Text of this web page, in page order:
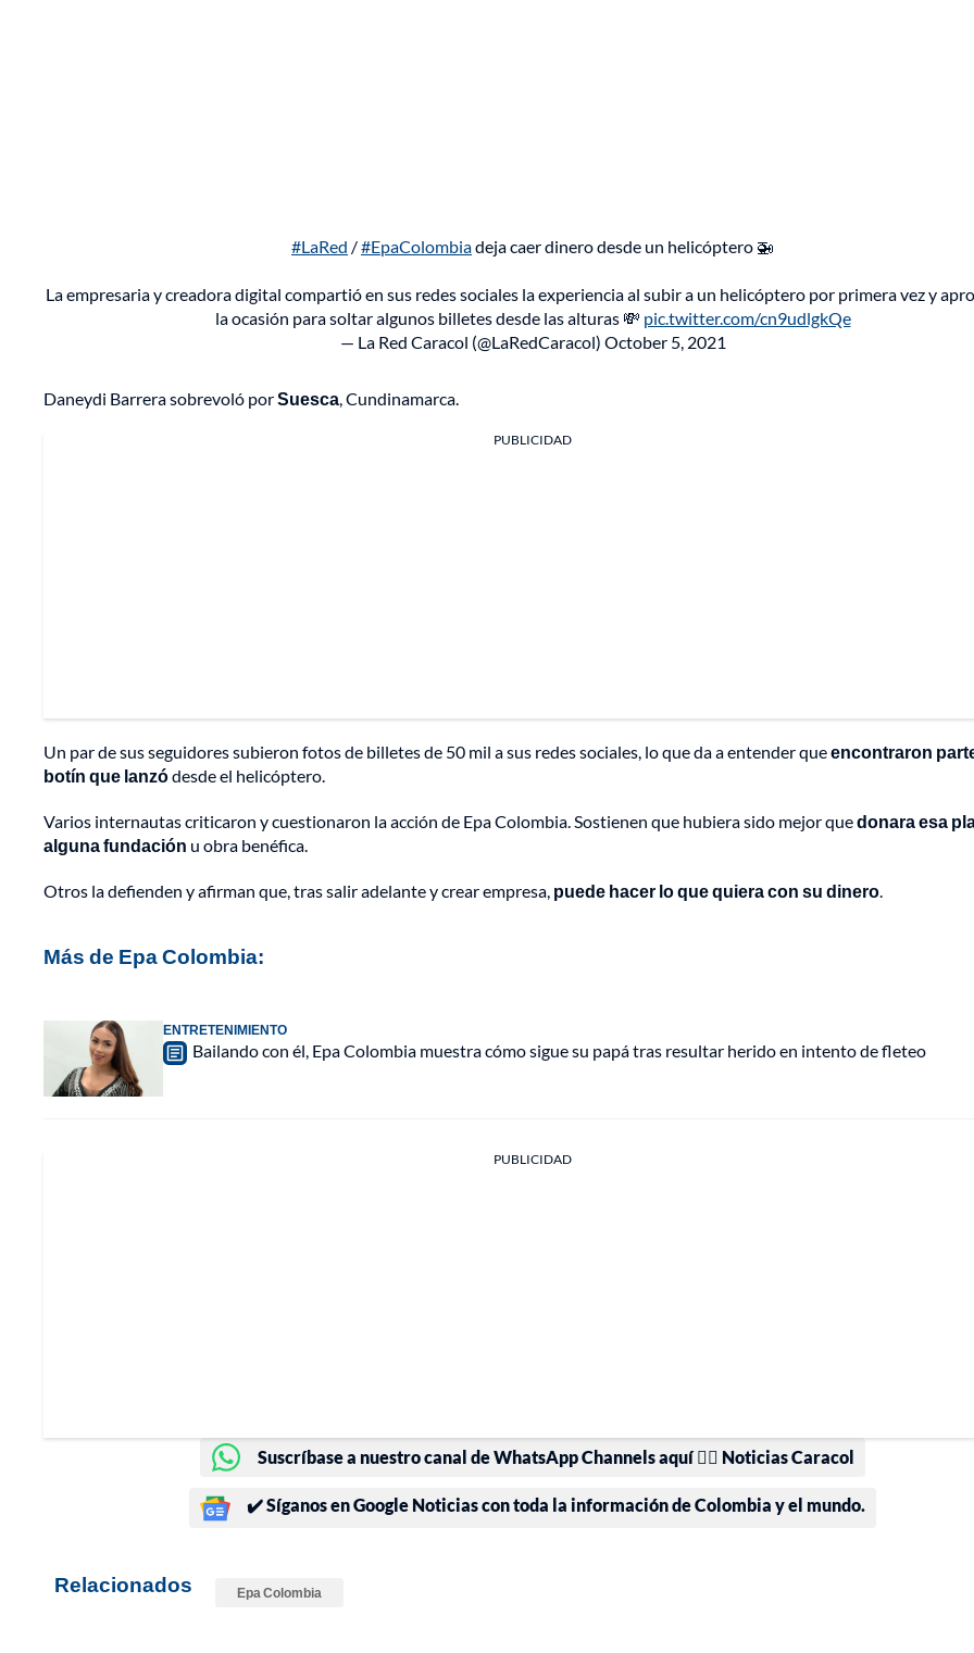
#LaRed /#EpaColombiadeja caer dinero desde un helicóptero 🚁
La empresaria y creadora digital compartió en sus redes sociales la experiencia al subir a un helicóptero por primera vez y
la ocasión para soltar algunos billetes desde las alturas 💸 pic.twitter.com/cn9udlgkQe
— La Red Caracol (@LaRedCaracol) October 5, 2021
Daneydi Barrera sobrevoló porSuesca, Cundinamarca.
PUBLICIDAD
Un par de sus seguidores subieron fotos de billetes de 50 mil a sus redes sociales, lo que da a entender queencontraron
botín que lanzódesde el helicóptero.
Varios internautas criticaron y cuestionaron la acción de Epa Colombia. Sostienen que hubiera sido mejor quedonara esa
alguna fundación u obra benéfica.
Otros la defienden y afirman que, tras salir adelante y crear empresa, puede hacer lo que quiera con su dinero.
Más de Epa Colombia:
ENTRETENIMIENTO
Bailando con él, Epa Colombia muestra cómo sigue su papá tras resultar herido en intento de fleteo
PUBLICIDAD
Suscríbase a nuestro canal de WhatsApp Channels aquí 👉🏻 Noticias Caracol
✔️ Síganos en Google Noticias con toda la información de Colombia y el mundo.
Relacionados Epa Colombia